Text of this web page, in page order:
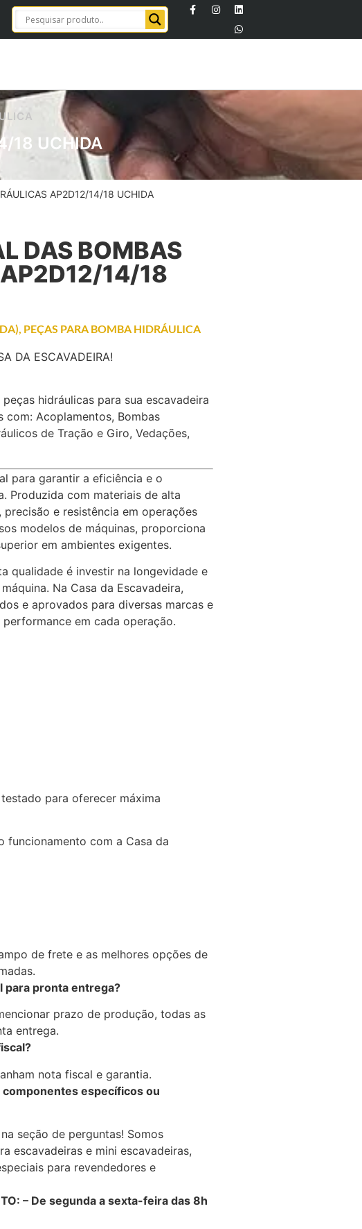
18 UCHIDA
AP2D12/14/18 UCHIDA
DAS BOMBAS
14/18
, PEÇAS PARA BOMBA HIDRÁULICA
DA ESCAVADEIRA!
hidráulicas para sua escavadeira
com: Acoplamentos, Bombas
de Tração e Giro, Vedações,
para garantir a eficiência e o
Produzida com materiais de alta
e resistência em operações
modelos de máquinas, proporciona
em ambientes exigentes.
qualidade é investir na longevidade e
Na Casa da Escavadeira,
e aprovados para diversas marcas e
em cada operação.
para oferecer máxima
funcionamento com a Casa da
de frete e as melhores opções de
para pronta entrega?
prazo de produção, todas as
entrega.
nota fiscal e garantia.
específicos ou
seção de perguntas! Somos
escavadeiras e mini escavadeiras,
para revendedores e
– De segunda a sexta-feira das 8h